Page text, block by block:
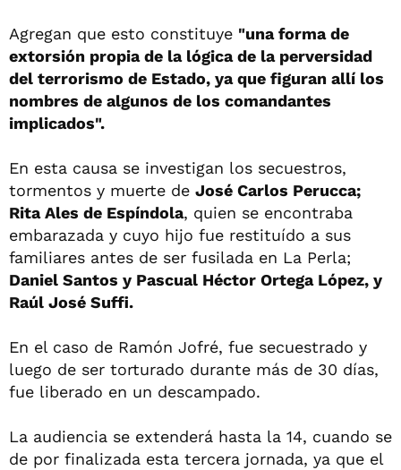
Agregan que esto constituye "una forma de
extorsión propia de la lógica de la perversidad
del terrorismo de Estado, ya que figuran allí los
nombres de algunos de los comandantes
implicados".
En esta causa se investigan los secuestros,
tormentos y muerte de José Carlos Perucca;
Rita Ales de Espíndola, quien se encontraba
embarazada y cuyo hijo fue restituído a sus
familiares antes de ser fusilada en La Perla;
Daniel Santos y Pascual Héctor Ortega López, y
Raúl José Suffi.
En el caso de Ramón Jofré, fue secuestrado y
luego de ser torturado durante más de 30 días,
fue liberado en un descampado.
La audiencia se extenderá hasta la 14, cuando se
de por finalizada esta tercera jornada, ya que el